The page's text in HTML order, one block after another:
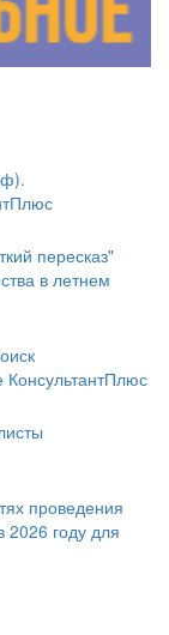
пересказ"
в летнем
КонсультантПлюс
проведения
2026 году для